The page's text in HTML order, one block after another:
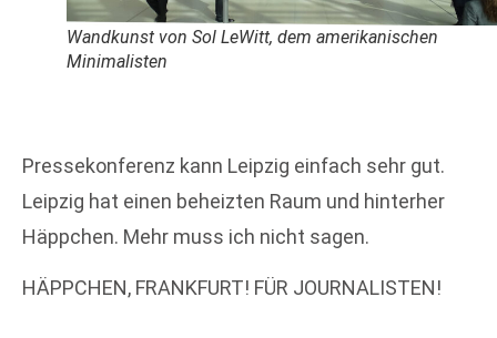
Wandkunst von Sol LeWitt, dem amerikanischen
Minimalisten
Pressekonferenz kann Leipzig einfach sehr gut.
Leipzig hat einen beheizten Raum und hinterher
Häppchen. Mehr muss ich nicht sagen.
HÄPPCHEN, FRANKFURT! FÜR JOURNALISTEN!